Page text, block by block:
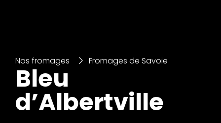
Nos fromages Fromages de Savoie
Bleu
d’Albertville